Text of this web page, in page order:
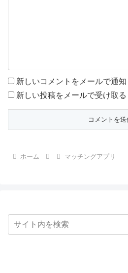
新しいコメントをメールで通知
新しい投稿をメールで受け取る
ホーム マッチングアプリ